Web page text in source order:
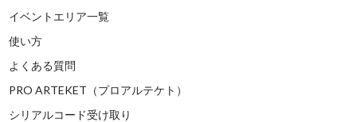
イベントエリア一覧
使い方
よくある質問
PRO ARTEKET（プロアルテケト）
シリアルコード受け取り